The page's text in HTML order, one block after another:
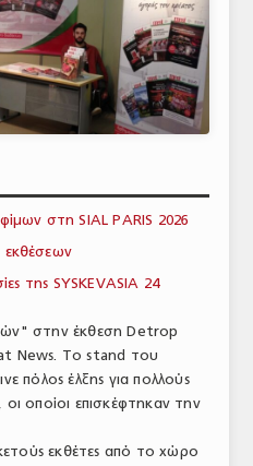
στη SIAL PARIS 2026
της SYSKEVASIA 24
στην έκθεση Detrop
News. Το stand του
πόλος έλξης για πολλούς
οποίοι επισκέφτηκαν την
εκθέτες από το χώρο